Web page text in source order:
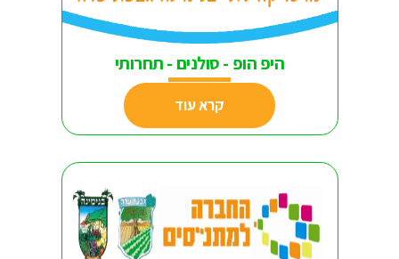
היפ הופ - סולנים - תחרותי
קרא עוד